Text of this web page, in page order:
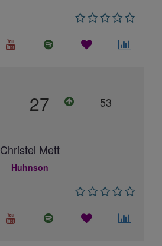
27 53
Christel Mett
Huhnson